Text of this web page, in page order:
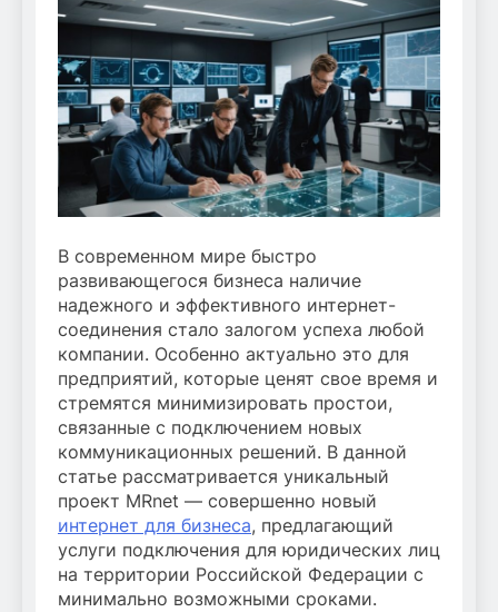
В современном мире быстро
развивающегося бизнеса наличие
надежного и эффективного интернет-
соединения стало залогом успеха любой
компании. Особенно актуально это для
предприятий, которые ценят свое время и
стремятся минимизировать простои,
связанные с подключением новых
коммуникационных решений. В данной
статье рассматривается уникальный
проект MRnet — совершенно новый
интернет для бизнеса, предлагающий
услуги подключения для юридических лиц
на территории Российской Федерации с
минимально возможными сроками.